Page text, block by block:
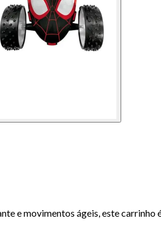
e movimentos ágeis, este